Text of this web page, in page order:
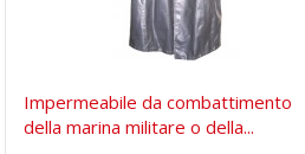
Impermeabile da combattimento
della marina militare o della...